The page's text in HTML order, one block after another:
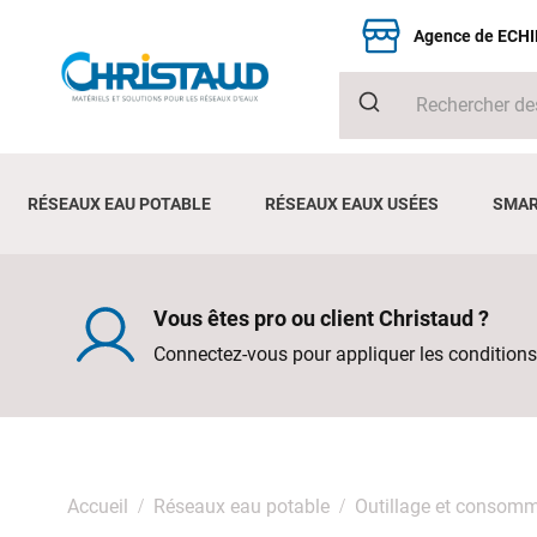
Agence de
RÉSEAUX EAU POTABLE RÉSEAUX EAUX USÉES
Vous êtes pro ou client Christaud ?
Connectez-vous pour appliquer les
Accueil Réseaux eau potable Outillage et